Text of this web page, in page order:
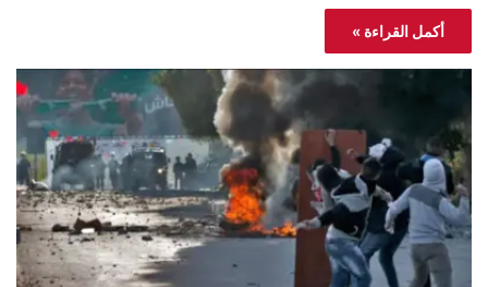
أكمل القراءة »